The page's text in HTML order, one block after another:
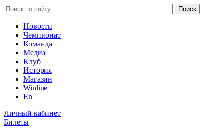
Новости
Чемпионат
Команда
Медиа
Клуб
История
Магазин
Winline
En
Личный кабинет
Билеты